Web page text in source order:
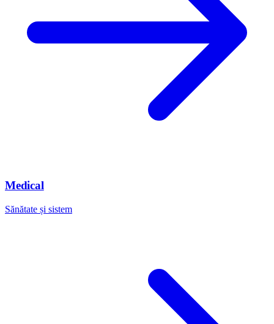
Medical
Sănătate și sistem